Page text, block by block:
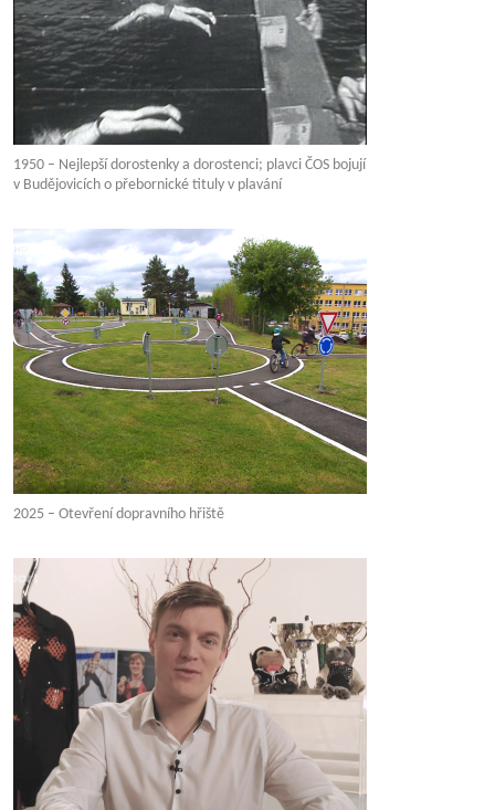
1950 – Nejlepší dorostenky a dorostenci; plavci ČOS bojují
v Budějovicích o přebornické tituly v plavání
2025 – Otevření dopravního hřiště